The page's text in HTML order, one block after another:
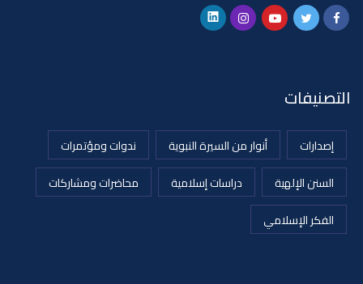
التصنيفات
إصدارات أنوار من السيرة النبوية
ندوات ومؤتمرات
السنن الإلهية
دراسات إسلامية
محاضرات ومشاركات
الفكر الإسلامي